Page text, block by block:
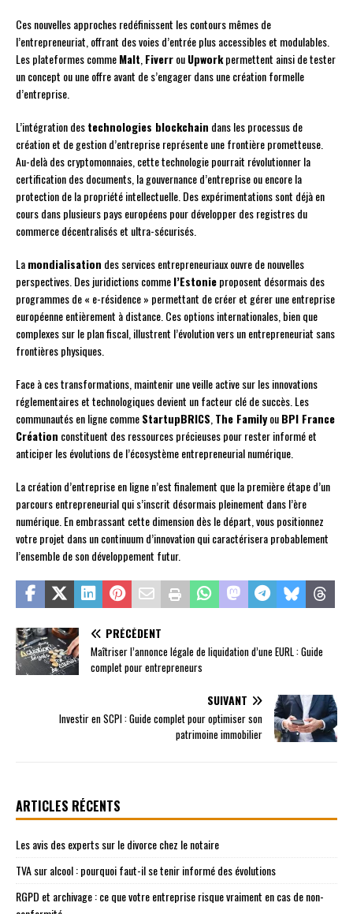
Ces nouvelles approches redéfinissent les contours mêmes de
l’entrepreneuriat, offrant des voies d’entrée plus accessibles et modulables.
Les plateformes commeMalt FiverrouUpworkpermettent ainsi de tester
un concept ou une offre avant de s’engager dans une création formelle
d’entreprise.
L’intégration destechnologies blockchain dans les processus de
création et de gestion d’entreprise représente une frontière prometteuse.
Au-delà des cryptomonnaies, cette technologie pourrait révolutionner la
certification des documents, la gouvernance d’entreprise ou encore la
protection de la propriété intellectuelle. Des expérimentations sont déjà en
cours dans plusieurs pays européens pour développer des registres du
commerce décentralisés et ultra-sécurisés.
Lamondialisation des services entrepreneuriaux ouvre de nouvelles
perspectives. Des juridictions commel’Estonieproposent désormais des
programmes de « e-résidence » permettant de créer et gérer une entreprise
européenne entièrement à distance. Ces options internationales, bien que
complexes sur le plan fiscal, illustrent l’évolution vers un entrepreneuriat sans
frontières physiques.
Face à ces transformations, maintenir une veille active sur les innovations
réglementaires et technologiques devient un facteur clé de succès. Les
communautés en ligne commeStartupBRICS The FamilyouBPI France
Création constituent des ressources précieuses pour rester informé et
anticiper les évolutions de l’écosystème entrepreneurial numérique.
La création d’entreprise en ligne n’est finalement que la première étape d’un
parcours entrepreneurial qui s’inscrit désormais pleinement dans l’ère
numérique. En embrassant cette dimension dès le départ, vous positionnez
votre projet dans un continuum d’innovation qui caractérisera probablement
l’ensemble de son développement futur.
PRÉCÉDENT
Maîtriser l’annonce légale de liquidation d’une EURL : Guide
complet pour entrepreneurs
SUIVANT
Investir en SCPI : Guide complet pour optimiser son
patrimoine immobilier
ARTICLES RÉCENTS
Les avis des experts sur le divorce chez le notaire
TVA sur alcool : pourquoi faut-il se tenir informé des évolutions
RGPD et archivage : ce que votre entreprise risque vraiment en cas de non-